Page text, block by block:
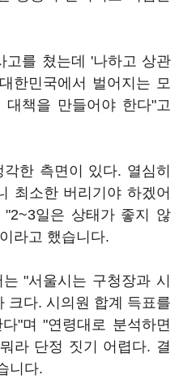
고를 쳤는데 '나하고 상관
한민국에서 벌어지는 모
책을 만들어야 한다"고
한 측면이 있다. 열심히
최소한 버리기야 하겠어
일은 상태가 좋지 않
라고 했습니다.
"서울시는 구청장과 시
크다. 시의원 합계 득표를
"며 "연령대로 분석하면
라 단정 짓기 어렵다. 결
니다.